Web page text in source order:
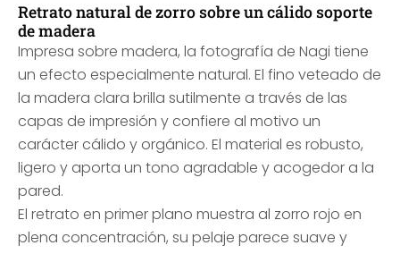
Retrato natural de zorro sobre un cálido soporte
de madera
Impresa sobre madera, la fotografía de Nagi tiene
un efecto especialmente natural. El fino veteado de
la madera clara brilla sutilmente a través de las
capas de impresión y confiere al motivo un
carácter cálido y orgánico. El material es robusto,
ligero y aporta un tono agradable y acogedor a la
pared.
El retrato en primer plano muestra al zorro rojo en
plena concentración, su pelaje parece suave y